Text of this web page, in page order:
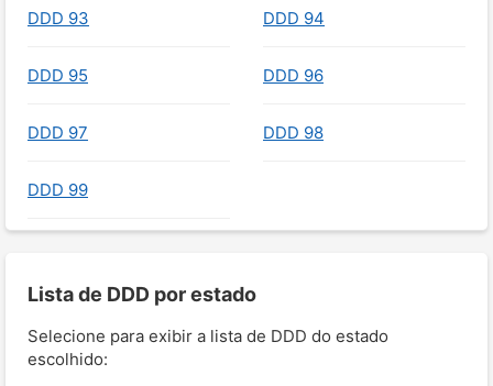
DDD 93 DDD 94
DDD 95 DDD 96
DDD 97 DDD 98
DDD 99
Lista de DDD por estado
Selecione para exibir a lista de DDD do estado
escolhido: